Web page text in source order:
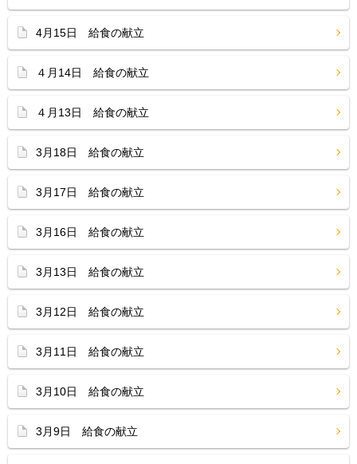
4月15日 給食の献立
４月14日 給食の献立
４月13日 給食の献立
3月18日 給食の献立
3月17日 給食の献立
3月16日 給食の献立
3月13日 給食の献立
3月12日 給食の献立
3月11日 給食の献立
3月10日 給食の献立
3月9日 給食の献立